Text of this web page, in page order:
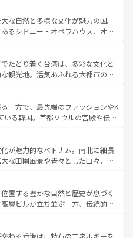
は、音楽と美食が融合した独特の
メリカの各地域で異なる魅力を楽
と豊かな歴史を感じることができ
お、新着のアメリカ
を参照してほしい。
た、定番の観光地といえばオアフ
めるならマウイ島やカウアイ島が
リーンに輝く海をはじめ、豊かな
れる人々を迎えてくれるハワイの
フードやハワイアンミュージッ
など、すべてがハワイの魅力を彩
着のハワイ情報
してほしい。
な自然と多様な文化が魅力の国。
るシドニー・オペラハウス、オー
にそびえるウルル（エアーズロッ
い原生林やケアンズの熱帯雨林な
。また、カフェやワイン、オージ
充実しており、サーフィンやダイ
、アウトドア好きにはたまらな
彩な魅力を存分に味わいつくそ
たどり着く台湾は、多彩な文化と
観光地。活気あふれる大都市の台
である台湾東部など、都市の喧騒
ており、訪れる人に新しい発見と
。また、奥深い台湾の食文化も魅
ーツなど、バラエティ豊かな料理
お、新着の台湾情報は コンテンツ一覧を参
一方で、最先端のファッションやK
いる韓国。首都ソウルの宮殿や伝統
四季折々の自然美を楽しむことが
や焼肉、絶品のストリートフード
理が待っている。夜には、韓国な
韓国の多彩な魅力を心ゆくまで味
てみてほしい。 なお、新着の韓国情報はコンテンツ一
が魅力的なベトナム。南北に細長
な田園風景や青々とした山々、世
息づく。ハノイの古い町並みやホ
治時代の建物も、独特の雰囲気を
バラエティの豊かさとおいしさで
ー、ベトナムコーヒーなどは、ぜ
の地域を訪れてもあたたかい人々
置する豊かな自然と歴史が息づく
層ビルが立ち並ぶ一方、伝統的な
北部ではチェンマイなどの山岳地
部ではプーケットやクラビの美し
わる香港は、特有のエネルギーを